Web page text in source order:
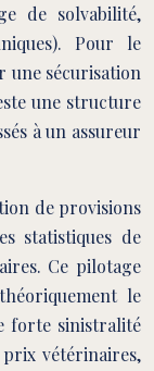
de solvabilité,
Pour le
une sécurisation
une structure
à un assureur
de provisions
statistiques de
Ce pilotage
le
forte sinistralité
prix vétérinaires,